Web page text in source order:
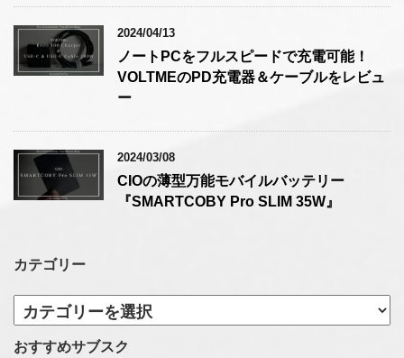
2024/04/13
ノートPCをフルスピードで充電可能！
VOLTMEのPD充電器＆ケーブルをレビュ
ー
2024/03/08
CIOの薄型万能モバイルバッテリー
『SMARTCOBY Pro SLIM 35W』
カテゴリー
カ
テ
ゴ
おすすめサブスク